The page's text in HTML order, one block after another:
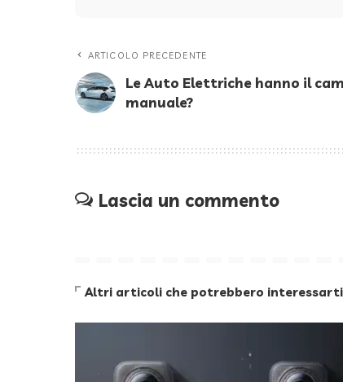
ARTICOLO PRECEDENTE
Le Auto Elettriche hanno il
manuale?
Lascia un commento
Altri articoli che potrebbero interessarti